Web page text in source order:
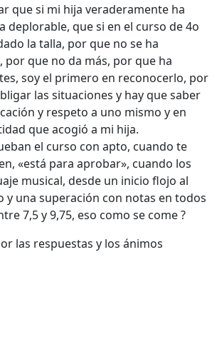
que si mi hija veraderamente ha
deplorable, que si en el curso de 4o
la talla, por que no se ha
por que no da más, por que ha
soy el primero en reconocerlo, por
las situaciones y hay que saber
y respeto a uno mismo y en
que acogió a mi hija.
el curso con apto, cuando te
«está para aprobar», cuando los
musical, desde un inicio flojo al
y una superación con notas en todos
7,5 y 9,75, eso como se come ?
las respuestas y los ánimos